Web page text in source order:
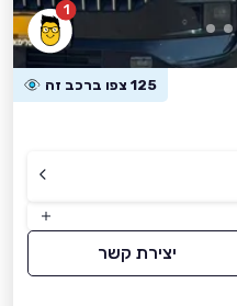
1
125 צפו ברכב זה
יצירת קשר